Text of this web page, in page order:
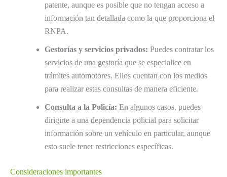
patente, aunque es posible que no tengan acceso a
información tan detallada como la que proporciona el
RNPA.
Gestorías y servicios privados: Puedes contratar los
servicios de una gestoría que se especialice en
trámites automotores. Ellos cuentan con los medios
para realizar estas consultas de manera eficiente.
Consulta a la Policía: En algunos casos, puedes
dirigirte a una dependencia policial para solicitar
información sobre un vehículo en particular, aunque
esto suele tener restricciones específicas.
Consideraciones importantes